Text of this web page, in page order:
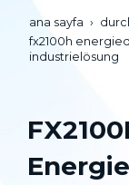
ana sayfa
fx2100h
industrielösung